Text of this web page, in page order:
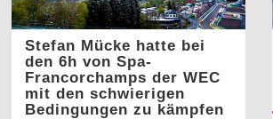
Stefan Mücke hatte bei
den 6h von Spa-
Francorchamps der WEC
mit den schwierigen
Bedingungen zu kämpfen